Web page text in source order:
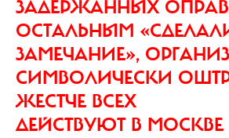
ЗАДЕРЖАННЫХ
ОСТАЛЬНЫМ
ЗАМЕЧАНИЕ»,
СИМВОЛИЧЕСКИ
ЖЕСТЧЕ ВСЕХ
ДЕЙСТВУЮТ В МОСКВЕ